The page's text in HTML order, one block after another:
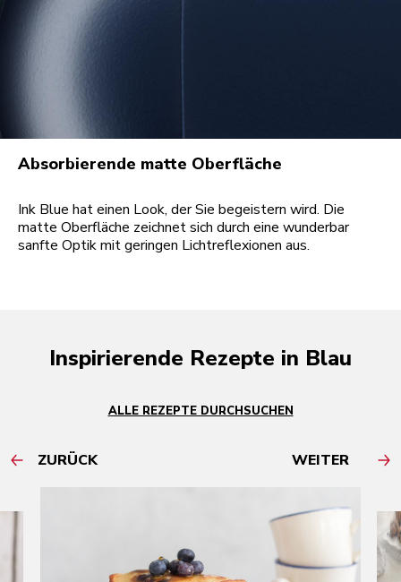
Absorbierende matte Oberfläche
Ink Blue hat einen Look, der Sie begeistern wird. Die
matte Oberfläche zeichnet sich durch eine wunderbar
sanfte Optik mit geringen Lichtreflexionen aus.
Inspirierende Rezepte in Blau
ALLE REZEPTE DURCHSUCHEN
ZURÜCK WEITER